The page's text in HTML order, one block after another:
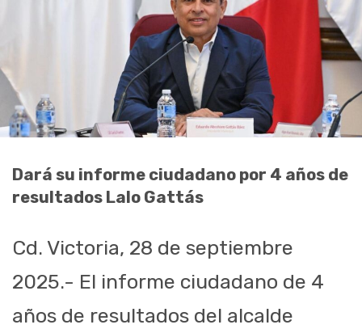
Dará su informe ciudadano por 4 años de
resultados Lalo Gattás
Cd. Victoria, 28 de septiembre
2025.- El informe ciudadano de 4
años de resultados del alcalde